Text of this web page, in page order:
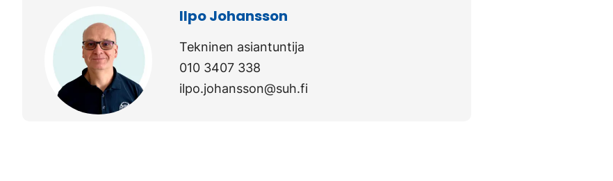
Ilpo Johansson
Tekninen asiantuntija
010 3407 338
ilpo.johansson@suh.fi